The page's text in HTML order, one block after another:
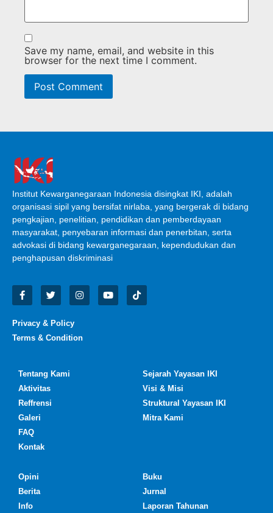
Save my name, email, and website in this
browser for the next time I comment.
Institut Kewarganegaraan Indonesia disingkat IKI, adalah
organisasi sipil yang bersifat nirlaba, yang bergerak di bidang
pengkajian, penelitian, pendidikan dan pemberdayaan
masyarakat, penyebaran informasi dan penerbitan, serta
advokasi di bidang kewarganegaraan, kependudukan dan
penghapusan diskriminasi
Privacy & Policy
Terms & Condition
Tentang Kami
Aktivitas
Reffrensi
Galeri
FAQ
Kontak
Sejarah Yayasan IKI
Visi & Misi
Struktural Yayasan IKI
Mitra Kami
Opini
Berita
Info
Buku
Jurnal
Laporan Tahunan